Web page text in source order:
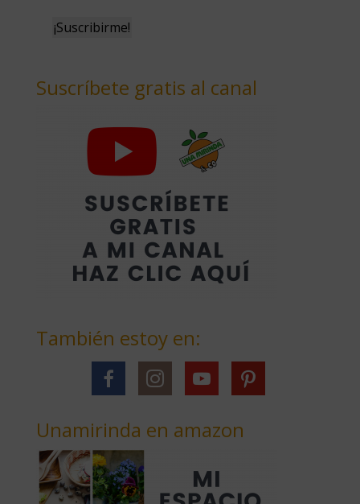
Suscríbete gratis al canal
También estoy en:
Unamirinda en amazon